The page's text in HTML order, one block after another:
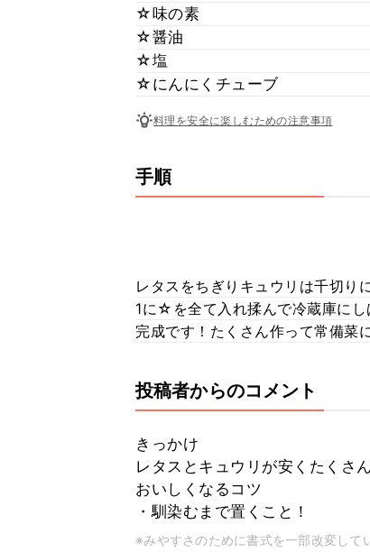
☆味の素
☆醤油
☆塩
☆にんにくチューブ
料理を安全に楽しむための注意事項
手順
レタスをちぎりキュウリは千切り
1に☆を全て入れ揉んで冷蔵庫にし
完成です！たくさん作って常備菜
投稿者からのコメント
きっかけ
レタスとキュウリが安くたくさ
おいしくなるコツ
・馴染むまで置くこと！
※みやすさのために書式を一部改変して